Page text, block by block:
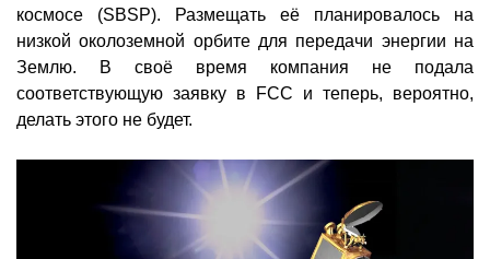
космосе (SBSP). Размещать её планировалось на
низкой околоземной орбите для передачи энергии на
Землю. В своё время компания не подала
соответствующую заявку в FCC и теперь, вероятно,
делать этого не будет.